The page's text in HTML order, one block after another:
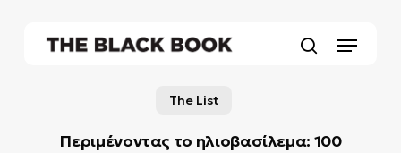
Menu
The List
Περιμένοντας το ηλιοβασίλεμα: 100